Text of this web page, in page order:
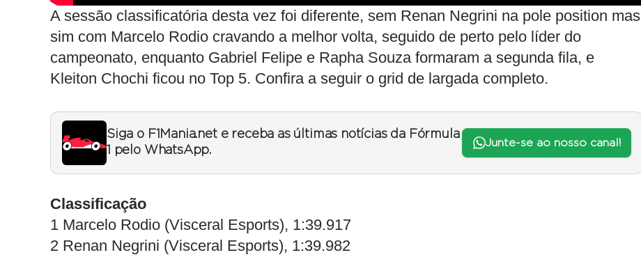
A sessão classificatória desta vez foi diferente, sem Renan Negrini na pole position mas
sim com Marcelo Rodio cravando a melhor volta, seguido de perto pelo líder do
campeonato, enquanto Gabriel Felipe e Rapha Souza formaram a segunda fila, e
Kleiton Chochi ficou no Top 5. Confira a seguir o grid de largada completo.
Siga o F1Mania.net e receba as últimas notícias da Fórmula
1 pelo WhatsApp.
Junte-se ao nosso canal!
Classificação
1 Marcelo Rodio (Visceral Esports), 1:39.917
2 Renan Negrini (Visceral Esports), 1:39.982